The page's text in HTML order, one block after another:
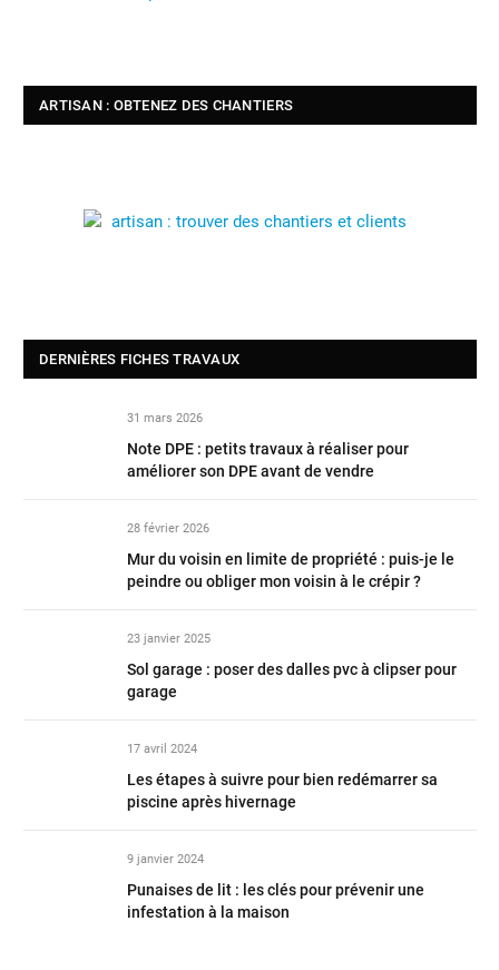
ARTISAN : OBTENEZ DES CHANTIERS
DERNIÈRES FICHES TRAVAUX
31 mars 2026
Note DPE : petits travaux à réaliser pour
améliorer son DPE avant de vendre
28 février 2026
Mur du voisin en limite de propriété : puis-je le
peindre ou obliger mon voisin à le crépir ?
23 janvier 2025
Sol garage : poser des dalles pvc à clipser pour
garage
17 avril 2024
Les étapes à suivre pour bien redémarrer sa
piscine après hivernage
9 janvier 2024
Punaises de lit : les clés pour prévenir une
infestation à la maison